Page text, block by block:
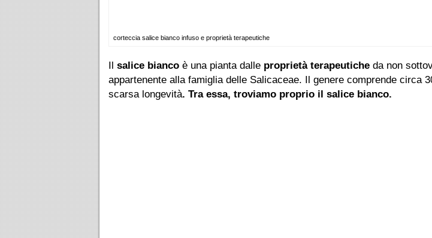
corteccia salice bianco infuso e proprietà terapeutiche
Il salice bianco è una pianta dalle proprietà terapeutiche da non
appartenente alla famiglia delle Salicaceae. Il genere comprende circa
scarsa longevità. Tra essa, troviamo proprio il salice bianco.